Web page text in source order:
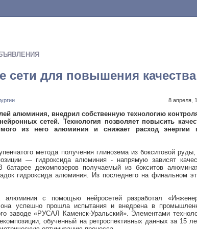
для повышения качества
8 апреля,
алюминия, внедрил собственную технологию
сетей. Технология позволяет повысить
из него алюминия и снижает расход энергии
метода получения глинозема из бокситовой руды,
— гидроксида алюминия - напрямую зависят
декомпозеров получаемый из бокситов
гидроксида алюминия. Из последнего на финальном
алюминия с помощью нейросетей разработал
успешно прошла испытания и внедрена в
заводе «РУСАЛ Каменск-Уральский». Элементами
обученный на ретроспективных данных за 15